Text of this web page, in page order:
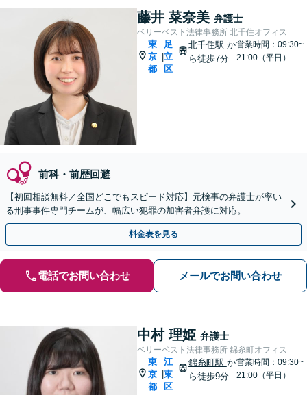
藤井 菜奈美 弁護士
ベリーベスト法律事務所 北千住オフィス
東
京
都
足
立
区
北千住駅 か
ら徒歩7分
営業時間：09:30~
21:00（平日）
前科・前歴回避
【初回相談無料／全国どこでもスピード対応】元検事の弁護士が率い
る刑事事件専門チームが、幅広い犯罪の加害者弁護に対応。
料金表を見る
電話でお問い合わせ メールでお問い合わせ
中村 理姫 弁護士
ベリーベスト法律事務所 錦糸町オフィス
東
京
都
江
東
区
錦糸町駅 か
ら徒歩9分
営業時間：09:30~
21:00（平日）